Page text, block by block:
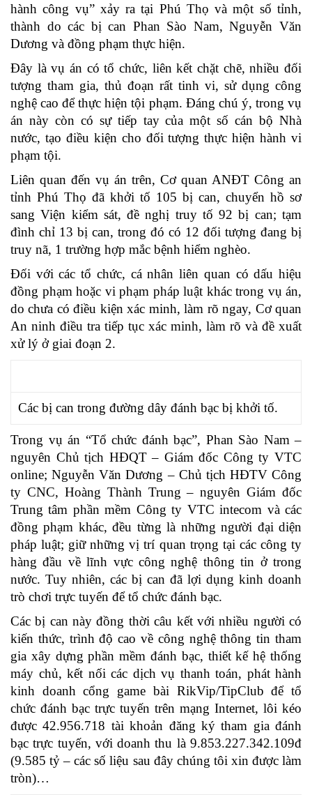
hành công vụ” xảy ra tại Phú Thọ và một số tỉnh,
thành do các bị can Phan Sào Nam, Nguyễn Văn
Dương và đồng phạm thực hiện.
Đây là vụ án có tổ chức, liên kết chặt chẽ, nhiều đối
tượng tham gia, thủ đoạn rất tinh vi, sử dụng công
nghệ cao để thực hiện tội phạm. Đáng chú ý, trong vụ
án này còn có sự tiếp tay của một số cán bộ Nhà
nước, tạo điều kiện cho đối tượng thực hiện hành vi
phạm tội.
Liên quan đến vụ án trên, Cơ quan ANĐT Công an
tỉnh Phú Thọ đã khởi tố 105 bị can, chuyển hồ sơ
sang Viện kiểm sát, đề nghị truy tố 92 bị can; tạm
đình chỉ 13 bị can, trong đó có 12 đối tượng đang bị
truy nã, 1 trường hợp mắc bệnh hiểm nghèo.
Đối với các tổ chức, cá nhân liên quan có dấu hiệu
đồng phạm hoặc vi phạm pháp luật khác trong vụ án,
do chưa có điều kiện xác minh, làm rõ ngay, Cơ quan
An ninh điều tra tiếp tục xác minh, làm rõ và đề xuất
xử lý ở giai đoạn 2.
Các bị can trong đường dây đánh bạc bị khởi tố.
Trong vụ án “Tổ chức đánh bạc”, Phan Sào Nam –
nguyên Chủ tịch HĐQT – Giám đốc Công ty VTC
online; Nguyễn Văn Dương – Chủ tịch HĐTV Công
ty CNC, Hoàng Thành Trung – nguyên Giám đốc
Trung tâm phần mềm Công ty VTC intecom và các
đồng phạm khác, đều từng là những người đại diện
pháp luật; giữ những vị trí quan trọng tại các công ty
hàng đầu về lĩnh vực công nghệ thông tin ở trong
nước. Tuy nhiên, các bị can đã lợi dụng kinh doanh
trò chơi trực tuyến để tổ chức đánh bạc.
Các bị can này đồng thời câu kết với nhiều người có
kiến thức, trình độ cao về công nghệ thông tin tham
gia xây dựng phần mềm đánh bạc, thiết kế hệ thống
máy chủ, kết nối các dịch vụ thanh toán, phát hành
kinh doanh cổng game bài RikVip/TipClub để tổ
chức đánh bạc trực tuyến trên mạng Internet, lôi kéo
được 42.956.718 tài khoản đăng ký tham gia đánh
bạc trực tuyến, với doanh thu là 9.853.227.342.109đ
(9.585 tỷ – các số liệu sau đây chúng tôi xin được làm
tròn)…